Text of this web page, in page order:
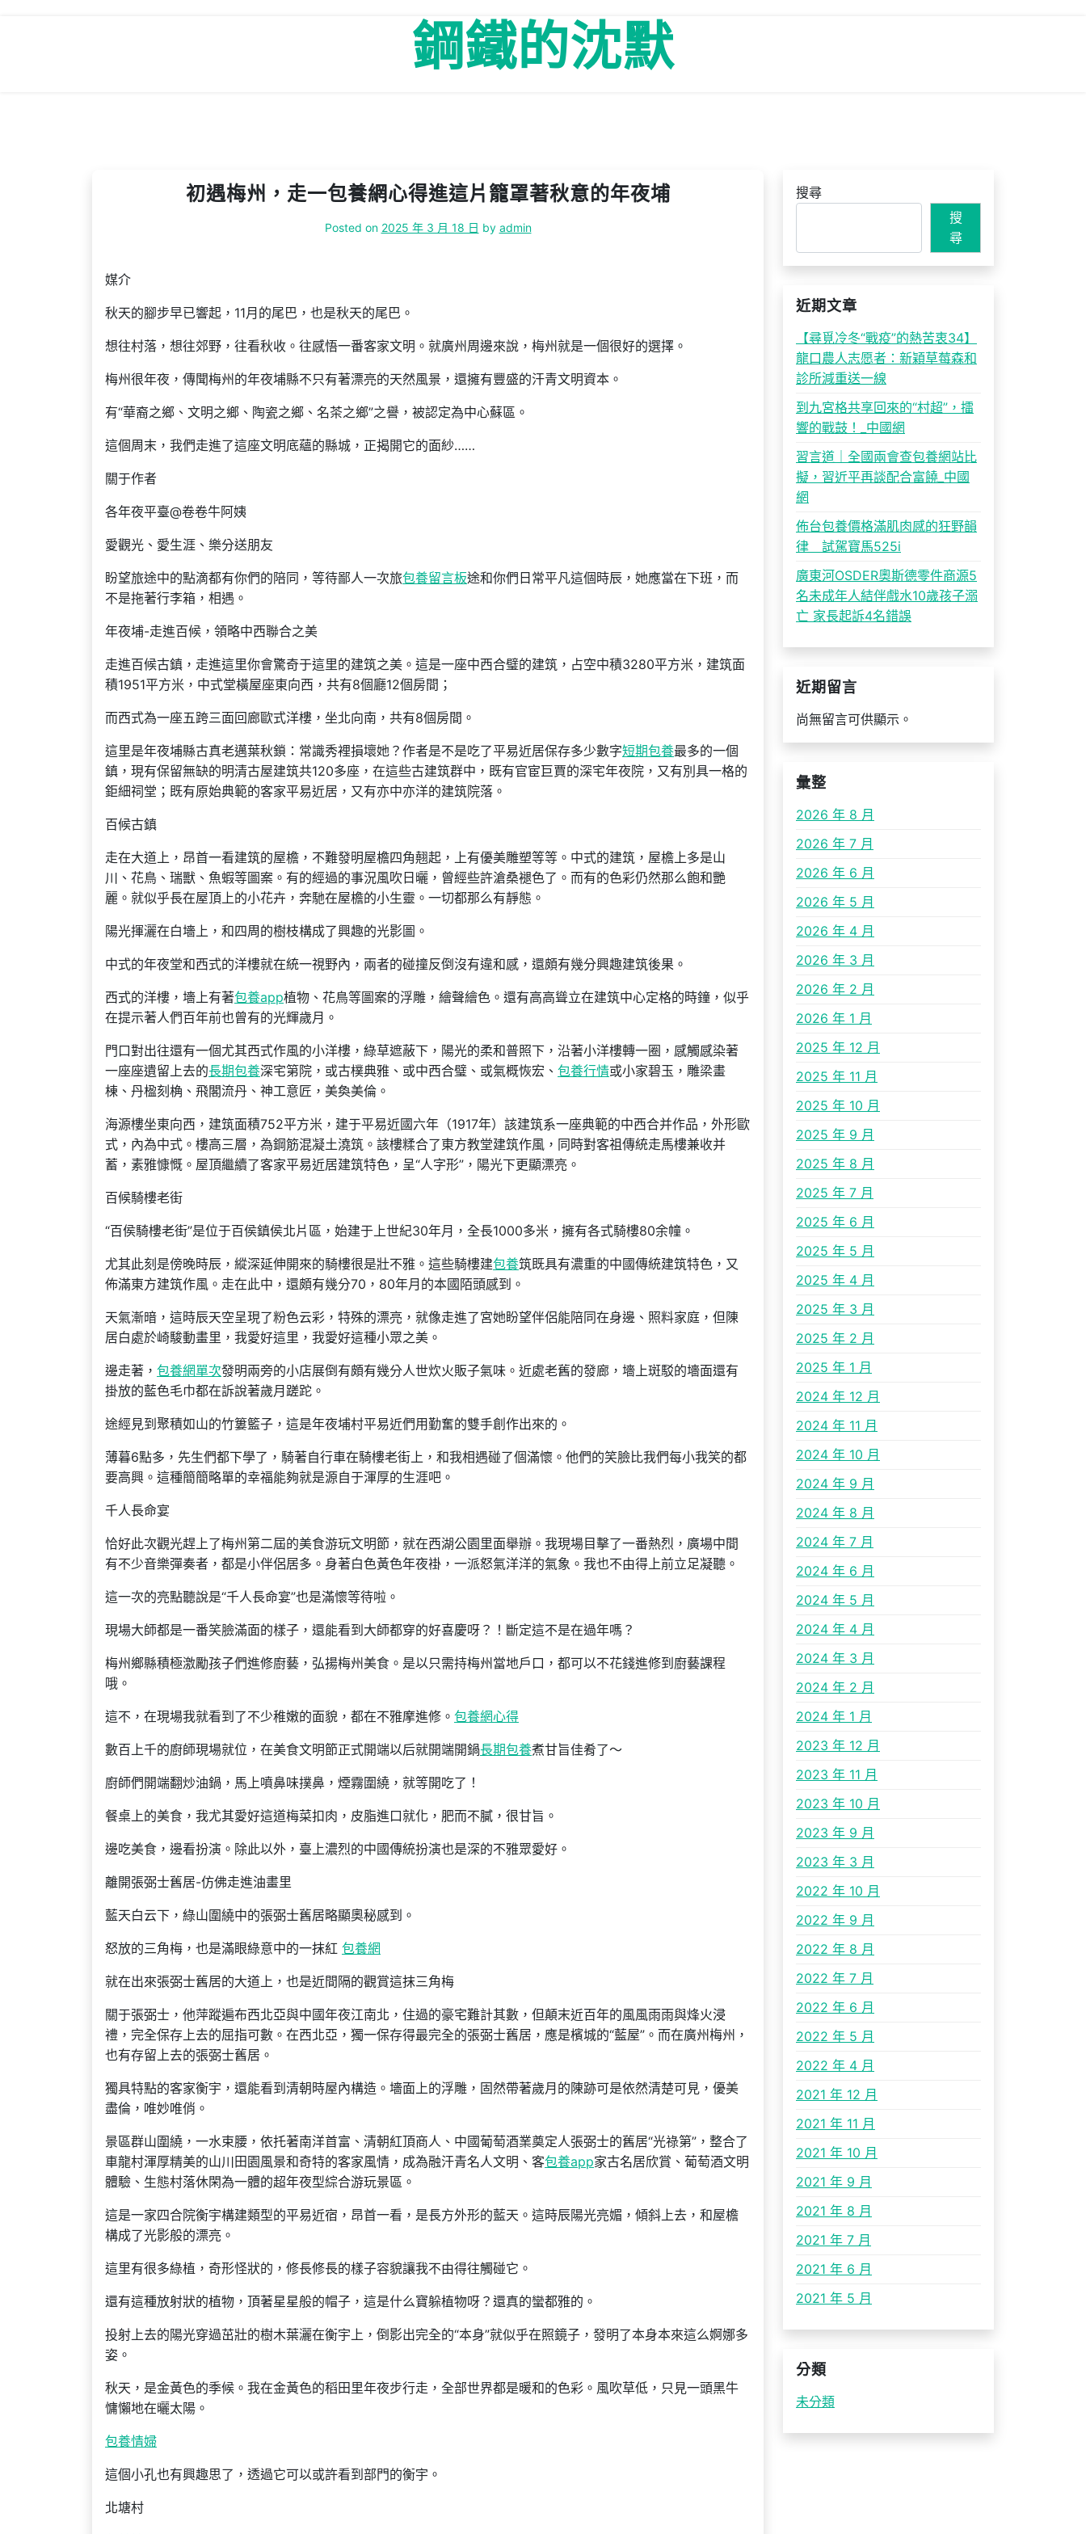
鋼鐵的沈默
初遇梅州，走一包養網心得進這片籠罩著秋意的年夜埔
Posted on 2025 年 3 月 18 日 by admin
媒介
秋天的腳步早已響起，11月的尾巴，也是秋天的尾巴。
想往村落，想往郊野，往看秋收。往感悟一番客家文明。就廣州周邊來說，梅州就是一個很好的選擇。
梅州很年夜，傳聞梅州的年夜埔縣不只有著漂亮的天然風景，還擁有豐盛的汗青文明資本。
有“華裔之鄉、文明之鄉、陶瓷之鄉、名茶之鄉”之譽，被認定為中心蘇區。
這個周末，我們走進了這座文明底蘊的縣城，正揭開它的面紗……
關于作者
各年夜平臺@卷卷牛阿姨
愛觀光、愛生涯、樂分送朋友
盼望旅途中的點滴都有你們的陪同，等待鄙人一次旅包養留言板途和你們日常平凡這個時辰，她應當在下班，而
不是拖著行李箱，相遇。
年夜埔-走進百候，領略中西聯合之美
走進百候古鎮，走進這里你會驚奇于這里的建筑之美。這是一座中西合璧的建筑，占空中積3280平方米，建筑面
積1951平方米，中式堂橫屋座東向西，共有8個廳12個房間；
而西式為一座五跨三面回廊歐式洋樓，坐北向南，共有8個房間。
這里是年夜埔縣古真老邁葉秋鎖：常識秀裡損壞她？作者是不是吃了平易近居保存多少數字短期包養最多的一個
鎮，現有保留無缺的明清古屋建筑共120多座，在這些古建筑群中，既有官宦巨賈的深宅年夜院，又有別具一格的
鉅細祠堂；既有原始典範的客家平易近居，又有亦中亦洋的建筑院落。
百候古鎮
走在大道上，昂首一看建筑的屋檐，不難發明屋檐四角翹起，上有優美雕塑等等。中式的建筑，屋檐上多是山
川、花鳥、瑞獸、魚蝦等圖案。有的經過的事況風吹日曬，曾經些許滄桑褪色了。而有的色彩仍然那么飽和艷
麗。就似乎長在屋頂上的小花卉，奔馳在屋檐的小生靈。一切都那么有靜態。
陽光揮灑在白墻上，和四周的樹枝構成了興趣的光影圖。
中式的年夜堂和西式的洋樓就在統一視野內，兩者的碰撞反倒沒有違和感，還頗有幾分興趣建筑後果。
西式的洋樓，墻上有著包養app植物、花鳥等圖案的浮雕，繪聲繪色。還有高高聳立在建筑中心定格的時鐘，似乎
在提示著人們百年前也曾有的光輝歲月。
門口對出往還有一個尤其西式作風的小洋樓，綠草遮蔽下，陽光的柔和普照下，沿著小洋樓轉一圈，感觸感染著
一座座遺留上去的長期包養深宅第院，或古樸典雅、或中西合璧、或氣概恢宏、 包養行情或小家碧玉，雕梁畫
棟、丹楹刻桷、飛閣流丹、神工意匠，美奐美倫。
海源樓坐東向西，建筑面積752平方米，建于平易近國六年（1917年）該建筑系一座典範的中西合并作品，外形歐
式，內為中式。樓高三層，為鋼筋混凝土澆筑。該樓糅合了東方教堂建筑作風，同時對客祖傳統走馬樓兼收并
蓄，素雅慷慨。屋頂繼續了客家平易近居建筑特色，呈“人字形”，陽光下更顯漂亮。
百候騎樓老街
“百侯騎樓老街”是位于百侯鎮侯北片區，始建于上世紀30年月，全長1000多米，擁有各式騎樓80余幢。
尤其此刻是傍晚時辰，縱深延伸開來的騎樓很是壯不雅。這些騎樓建包養筑既具有濃重的中國傳統建筑特色，又
佈滿東方建筑作風。走在此中，還頗有幾分70，80年月的本國陌頭感到。
天氣漸暗，這時辰天空呈現了粉色云彩，特殊的漂亮，就像走進了宮她盼望伴侶能陪同在身邊、照料家庭，但陳
居白處於崎駿動畫里，我愛好這里，我愛好這種小眾之美。
邊走著， 包養網單次發明兩旁的小店展倒有頗有幾分人世炊火販子氣味。近處老舊的發廊，墻上斑駁的墻面還有
掛放的藍色毛巾都在訴說著歲月蹉跎。
途經見到聚積如山的竹簍籃子，這是年夜埔村平易近們用勤奮的雙手創作出來的。
薄暮6點多，先生們都下學了，騎著自行車在騎樓老街上，和我相遇碰了個滿懷。他們的笑臉比我們每小我笑的都
要高興。這種簡簡略單的幸福能夠就是源自于渾厚的生涯吧。
千人長命宴
恰好此次觀光趕上了梅州第二屆的美食游玩文明節，就在西湖公園里面舉辦。我現場目擊了一番熱烈，廣場中間
有不少音樂彈奏者，都是小伴侶居多。身著白色黃色年夜褂，一派怒氣洋洋的氣象。我也不由得上前立足凝聽。
這一次的亮點聽說是“千人長命宴”也是滿懷等待啦。
現場大師都是一番笑臉滿面的樣子，還能看到大師都穿的好喜慶呀？！斷定這不是在過年嗎？
梅州鄉縣積極激勵孩子們進修廚藝，弘揚梅州美食。是以只需持梅州當地戶口，都可以不花錢進修到廚藝課程
哦。
這不，在現場我就看到了不少稚嫩的面貌，都在不雅摩進修。 包養網心得
數百上千的廚師現場就位，在美食文明節正式開端以后就開端開鍋長期包養煮甘旨佳肴了～
廚師們開端翻炒油鍋，馬上噴鼻味撲鼻，煙霧圍繞，就等開吃了！
餐桌上的美食，我尤其愛好這道梅菜扣肉，皮脂進口就化，肥而不膩，很甘旨。
邊吃美食，邊看扮演。除此以外，臺上濃烈的中國傳統扮演也是深的不雅眾愛好。
離開張弼士舊居-仿佛走進油畫里
藍天白云下，綠山圍繞中的張弼士舊居略顯奧秘感到。
怒放的三角梅，也是滿眼綠意中的一抹紅 包養網
就在出來張弼士舊居的大道上，也是近間隔的觀賞這抹三角梅
關于張弼士，他萍蹤遍布西北亞與中國年夜江南北，住過的豪宅難計其數，但顛末近百年的風風雨雨與烽火浸
禮，完全保存上去的屈指可數。在西北亞，獨一保存得最完全的張弼士舊居，應是檳城的“藍屋”。而在廣州梅州，
也有存留上去的張弼士舊居。
獨具特點的客家衡宇，還能看到清朝時屋內構造。墻面上的浮雕，固然帶著歲月的陳跡可是依然清楚可見，優美
盡倫，唯妙唯俏。
景區群山圍繞，一水束腰，依托著南洋首富、清朝紅頂商人、中國葡萄酒業奠定人張弼士的舊居“光祿第”，整合了
車龍村渾厚精美的山川田園風景和奇特的客家風情，成為融汗青名人文明、客包養app家古名居欣賞、葡萄酒文明
體驗、生態村落休閑為一體的超年夜型綜合游玩景區。
這是一家四合院衡宇構建類型的平易近宿，昂首一看，是長方外形的藍天。這時辰陽光亮媚，傾斜上去，和屋檐
構成了光影般的漂亮。
這里有很多綠植，奇形怪狀的，修長修長的樣子容貌讓我不由得往觸碰它。
還有這種放射狀的植物，頂著星星般的帽子，這是什么寶躲植物呀？還真的蠻都雅的。
投射上去的陽光穿過茁壯的樹木葉灑在衡宇上，倒影出完全的“本身”就似乎在照鏡子，發明了本身本來這么婀娜多
姿。
秋天，是金黃色的季候。我在金黃色的稻田里年夜步行走，全部世界都是暖和的色彩。風吹草低，只見一頭黑牛
慵懶地在曬太陽。
包養情婦
這個小孔也有興趣思了，透過它可以或許看到部門的衡宇。
北塘村
搜尋
搜
尋
近期文章
【尋覓冷冬“戰疫”的熱苦衷34】
龍口農人志愿者：新穎草莓森和
診所減重送一線
到九宮格共享回來的“村超”，擂
響的戰鼓！_中國網
習言道｜全國兩會查包養網站比
擬，習近平再談配合富饒_中國
網
佈台包養價格滿肌肉感的狂野韻
律 試駕寶馬525i
廣東河OSDER奧斯德零件商源5
名未成年人結伴戲水10歲孩子溺
亡 家長起訴4名錯誤
近期留言
尚無留言可供顯示。
彙整
2026 年 8 月
2026 年 7 月
2026 年 6 月
2026 年 5 月
2026 年 4 月
2026 年 3 月
2026 年 2 月
2026 年 1 月
2025 年 12 月
2025 年 11 月
2025 年 10 月
2025 年 9 月
2025 年 8 月
2025 年 7 月
2025 年 6 月
2025 年 5 月
2025 年 4 月
2025 年 3 月
2025 年 2 月
2025 年 1 月
2024 年 12 月
2024 年 11 月
2024 年 10 月
2024 年 9 月
2024 年 8 月
2024 年 7 月
2024 年 6 月
2024 年 5 月
2024 年 4 月
2024 年 3 月
2024 年 2 月
2024 年 1 月
2023 年 12 月
2023 年 11 月
2023 年 10 月
2023 年 9 月
2023 年 3 月
2022 年 10 月
2022 年 9 月
2022 年 8 月
2022 年 7 月
2022 年 6 月
2022 年 5 月
2022 年 4 月
2021 年 12 月
2021 年 11 月
2021 年 10 月
2021 年 9 月
2021 年 8 月
2021 年 7 月
2021 年 6 月
2021 年 5 月
分類
未分類